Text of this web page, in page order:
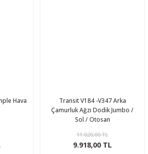
Hava
Transit V184 -V347 Arka
Çamurluk Ağzı Dodik Jumbo /
Sol / Otosan
11.020,00 TL
9.918,00 TL